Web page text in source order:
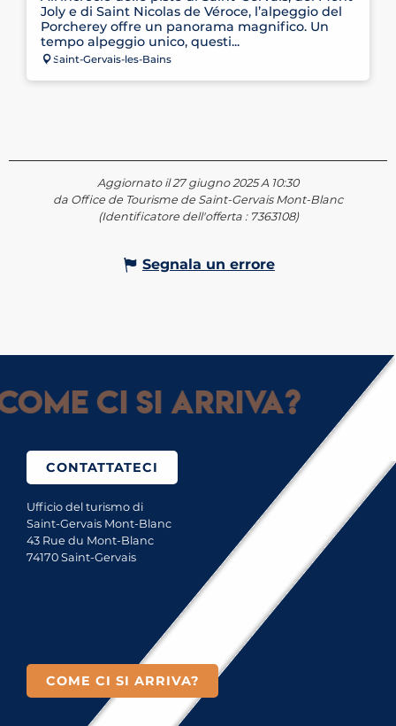
Joly e di Saint Nicolas de Véroce, l’alpeggio del
Porcherey offre un panorama magnifico. Un
tempo alpeggio unico, questi...
Saint-Gervais-les-Bains
Aggiornato il 27 giugno 2025 A 10:30
da Office de Tourisme de Saint-Gervais Mont-Blanc
(Identificatore dell'offerta : 7363108)
Segnala un errore
ci si arriva?
CONTATTATECI
Ufficio del turismo di
Saint-Gervais Mont-Blanc
43 Rue du Mont-Blanc
74170 Saint-Gervais
COME CI SI ARRIVA?